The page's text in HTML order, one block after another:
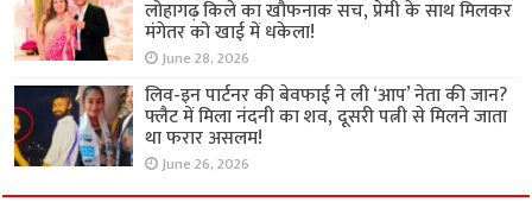
लोहागढ़ किले का खौफनाक सच, प्रेमी के साथ मिलकर
मंगेतर को खाई में धकेला!
June 28, 2026
लिव-इन पार्टनर की बेवफाई ने ली ‘आप’ नेता की जान?
फ्लैट में मिला नंदनी का शव, दूसरी पत्नी से मिलने जाता
था फरार असलम!
June 26, 2026